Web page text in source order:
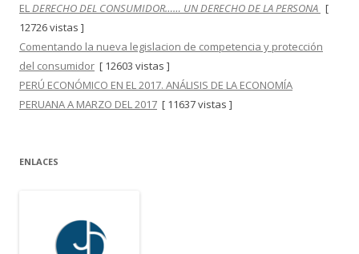
ELDERECHO DEL CONSUMIDOR…… UN DERECHO DE LA PERSONA [
12726 vistas ]
Comentando la nueva legislacion de competencia y protección
del consumidor [ 12603 vistas ]
PERÚ ECONÓMICO EN EL 2017. ANÁLISIS DE LA ECONOMÍA
PERUANA A MARZO DEL 2017 [ 11637 vistas ]
ENLACES